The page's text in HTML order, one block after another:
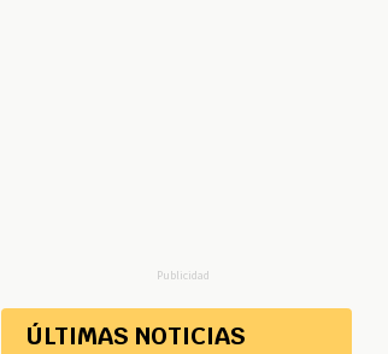
Publicidad
ÚLTIMAS NOTICIAS